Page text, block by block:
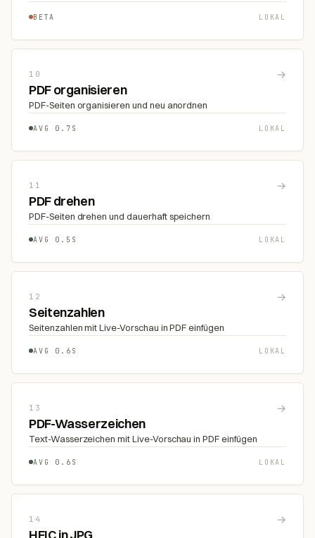
BETA LOKAL
10 →
PDF organisieren
PDF-Seiten organisieren und neu anordnen
AVG 0.7S LOKAL
11 →
PDF drehen
PDF-Seiten drehen und dauerhaft speichern
AVG 0.5S LOKAL
12 →
Seitenzahlen
Seitenzahlen mit Live-Vorschau in PDF einfügen
AVG 0.6S LOKAL
13 →
PDF-Wasserzeichen
Text-Wasserzeichen mit Live-Vorschau in PDF einfügen
AVG 0.6S LOKAL
14 →
HEIC in JPG